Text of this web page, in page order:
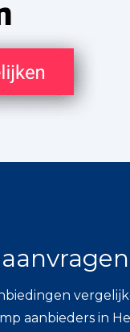
aanbieders in